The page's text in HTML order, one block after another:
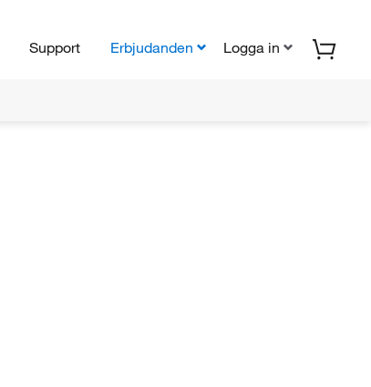
Support Erbjudanden Logga in